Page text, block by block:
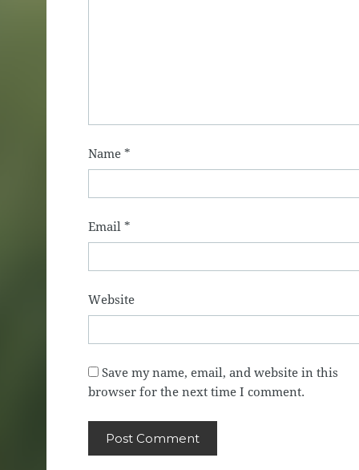
Name *
Email *
Website
Save my name, email, and website in this
browser for the next time I comment.